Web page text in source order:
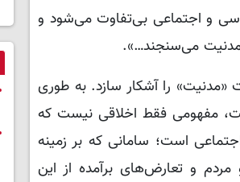
و اجتماعی بی‌تفاوت می‌شود و
مدنیت می‌سنجند…».
«مدنیت» را آشکار سازد. به طوری
مفهومی فقط اخلاقی نیست که
است؛ سامانی که بر زمینه
و تعارض‌های برآمده از این